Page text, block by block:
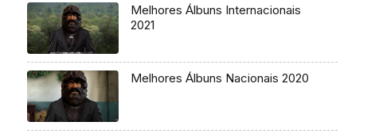
Melhores Álbuns Internacionais
2021
Melhores Álbuns Nacionais 2020